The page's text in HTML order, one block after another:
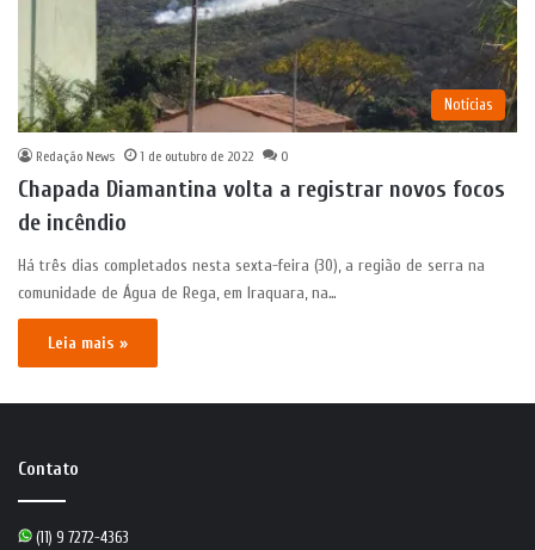
Notícias
Redação News 1 de outubro de 2022 0
Chapada Diamantina volta a registrar novos focos
de incêndio
Há três dias completados nesta sexta-feira (30), a região de serra na
comunidade de Água de Rega, em Iraquara, na…
Leia mais »
Contato
(11) 9 7272-4363